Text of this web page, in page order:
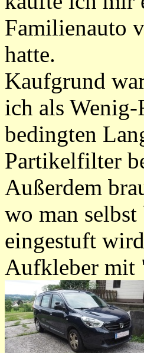
Familienauto
hatte.
Kaufgrund
ich als Wenig-
bedingten
Partikelfilter
Außerdem
wo man
eingestuft
Aufkleber mit